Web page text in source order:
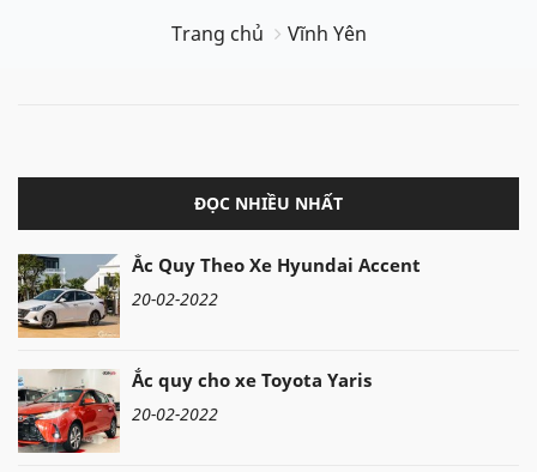
Trang chủ Vĩnh Yên
ĐỌC NHIỀU NHẤT
Ắc Quy Theo Xe Hyundai Accent
20-02-2022
Ắc quy cho xe Toyota Yaris
20-02-2022